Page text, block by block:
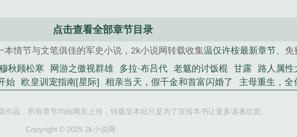
点击查看全部章节目录
本情节与文笔俱佳的军史小说，2k小说网转载收集温仅许桉最新章节、免
秋顾松寒 网游之傲视群雄 多拉·布吕代 老魃的讨饭棍 甘露 路人属性
始 欧皇训宠指南[星际] 相亲当天，假千金和首富闪婚了 主母重生，全
作品，所有章节均由网友上传，转载至本站只是为了宣传本书让更多读者欣赏。
Copyright © 2025 2k小说网